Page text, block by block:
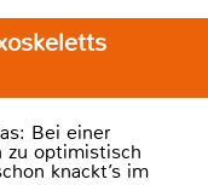
Bei einer
zu optimistisch
knackt’s im